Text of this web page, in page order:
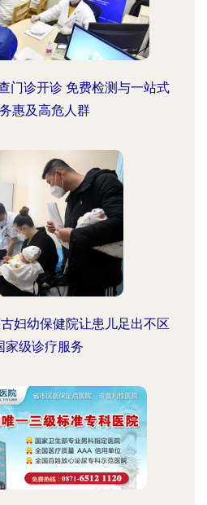
门诊开诊 免费检测与一站式
惠及高危人群
妇幼保健院让患儿足出不区
家级诊疗服务